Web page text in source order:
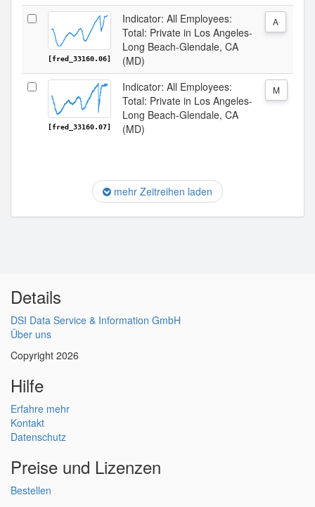
[fred_33160.06]
Indicator: All Employees:
Total: Private in Los Angeles-
Long Beach-Glendale, CA
(MD)
A
[fred_33160.07]
Indicator: All Employees:
Total: Private in Los Angeles-
Long Beach-Glendale, CA
(MD)
M
mehr Zeitreihen laden
Details
DSI Data Service & Information GmbH
Über uns
Copyright 2026
Hilfe
Erfahre mehr
Kontakt
Datenschutz
Preise und Lizenzen
Bestellen